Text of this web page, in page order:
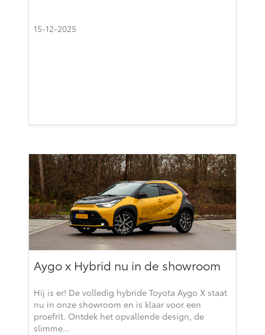
15-12-2025
Aygo x Hybrid nu in de showroom
Hij is er! De volledig hybride Toyota Aygo X staat
nu in onze showroom en is klaar voor een
proefrit. Ontdek het opvallende design, de
slimme…